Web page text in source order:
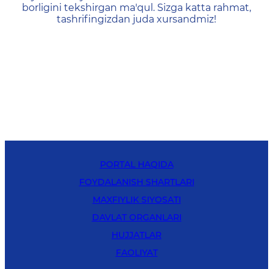
borligini tekshirgan ma'qul. Sizga katta rahmat,
tashrifingizdan juda xursandmiz!
PORTAL HAQIDA
FOYDALANISH SHARTLARI
MAXFIYLIK SIYOSATI
DAVLAT ORGANLARI
HUJJATLAR
FAOLIYAT